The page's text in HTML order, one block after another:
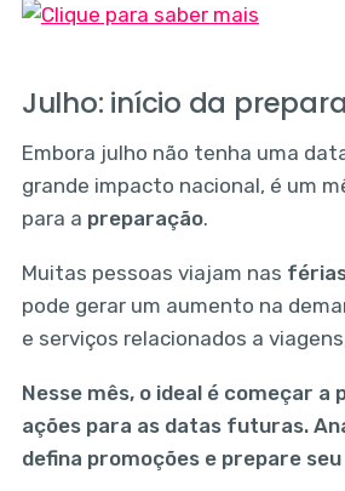
Julho: início da
Embora julho não tenha uma
grande impacto nacional, é um
para a preparação.
Muitas pessoas viajam nas
pode gerar um aumento na
e serviços relacionados a
Nesse mês, o ideal é começar a
ações para as datas futuras.
defina promoções e prepare